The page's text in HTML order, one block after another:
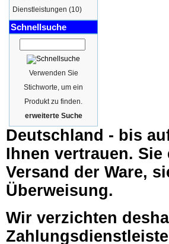
Dienstleistungen (10)
Schnellsuche
Verwenden Sie
Stichworte, um ein
Produkt zu finden.
erweiterte Suche
Deutschland - bis
Ihnen vertrauen.
Versand der Ware,
Überweisung.
Wir verzichten